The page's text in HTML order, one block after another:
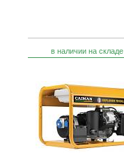
в наличии на складе